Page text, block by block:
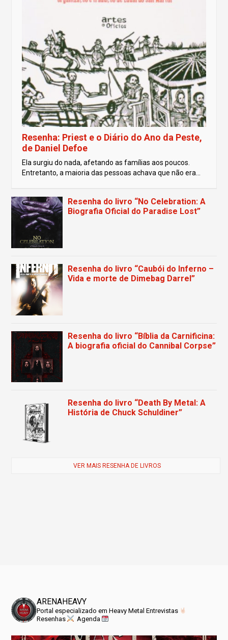
Resenha: Priest e o Diário do Ano da Peste,
de Daniel Defoe
Ela surgiu do nada, afetando as famílias aos poucos.
Entretanto, a maioria das pessoas achava que não era...
Resenha do livro “No Celebration: A
Biografia Oficial do Paradise Lost”
Resenha do livro “Caubói do Inferno –
Vida e morte de Dimebag Darrel”
Resenha do livro “Bíblia da Carnificina:
A biografia oficial do Cannibal Corpse”
Resenha do livro “Death By Metal: A
História de Chuck Schuldiner”
VER MAIS RESENHA DE LIVROS
ARENAHEAVY
Portal especializado em Heavy Metal Entrevistas
Resenhas
Agenda